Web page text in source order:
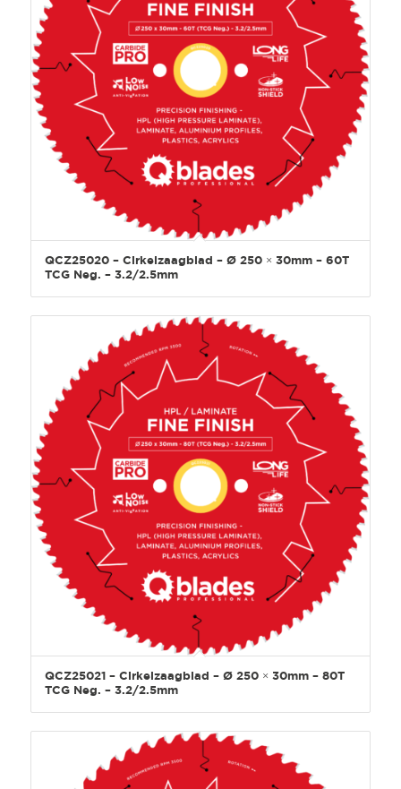
QCZ25020 – Cirkelzaagblad – Ø 250 × 30mm – 60T
TCG Neg. – 3.2/2.5mm
QCZ25021 – Cirkelzaagblad – Ø 250 × 30mm – 80T
TCG Neg. – 3.2/2.5mm